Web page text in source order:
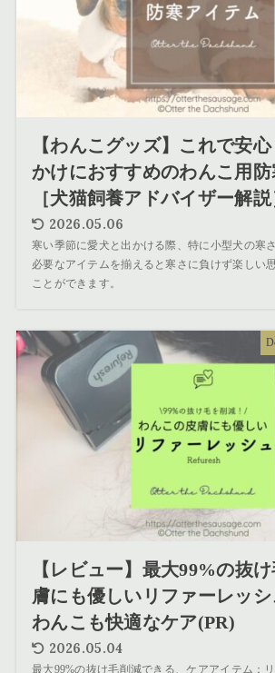
【わんこグッズ】これで安
かけにおすすめのわんこ用
［犬猫飼養アドバイザー解説
2026.05.06
寒い季節に愛犬と出かける際、特に小型犬の寒
必要なアイテムを揃えると寒さに負けず楽しい
ことができます。
【レビュー】最大99%の抜
膚にも優しいリファーレッ
わんこも快適なケア(PR)
2026.05.04
最大99%の抜け毛削減できる、ケアアイテム：